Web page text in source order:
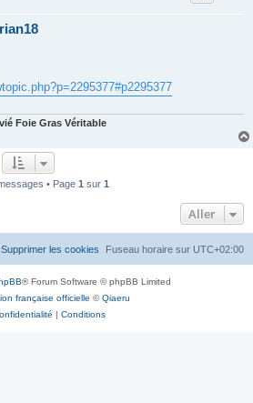
Foie Gras Véritable
• Page 1 sur 1
Aller
Fuseau horaire sur UTC+02:00
Supprimer les cookies
® Forum Software © phpBB Limited
française officielle ©Qiaeru
| Conditions